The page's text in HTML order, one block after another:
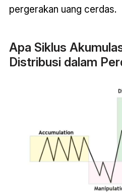
pergerakan uang cerdas.
Apa Siklus
Distribusi dalam